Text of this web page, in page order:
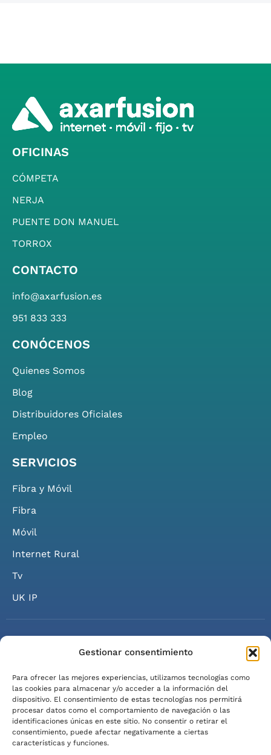
Gestionar consentimiento
Para ofrecer las mejores experiencias, utilizamos tecnologías como
las cookies para almacenar y/o acceder a la información del
dispositivo. El consentimiento de estas tecnologías nos permitirá
procesar datos como el comportamiento de navegación o las
identificaciones únicas en este sitio. No consentir o retirar el
consentimiento, puede afectar negativamente a ciertas
características y funciones.
OFICINAS
CÓMPETA
NERJA
PUENTE DON MANUEL
TORROX
CONTACTO
info@axarfusion.es
951 833 333
CONÓCENOS
Quienes Somos
Blog
Distribuidores Oficiales
Empleo
SERVICIOS
Fibra y Móvil
Fibra
Móvil
Internet Rural
Tv
UK IP
© 2026 Axarfusión. Todos los derechos reservados.
Política de Privacidad Política de Cookies Aviso Legal
Condiciones del Servicio